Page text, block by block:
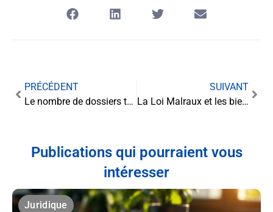
PRÉCÉDENT
Le nombre de dossiers traités par un avocat : un équilibre entre qualité et quantité
SUIVANT
La Loi Malraux et les biens immobiliers en cours de rénovation pour la recherche scientifique : implications juridiques et fiscales
Publications qui pourraient vous
intéresser
Juridique